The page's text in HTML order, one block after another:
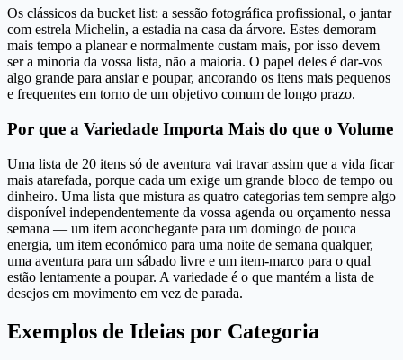
Os clássicos da bucket list: a sessão fotográfica profissional, o jantar
com estrela Michelin, a estadia na casa da árvore. Estes demoram
mais tempo a planear e normalmente custam mais, por isso devem
ser a minoria da vossa lista, não a maioria. O papel deles é dar-vos
algo grande para ansiar e poupar, ancorando os itens mais pequenos
e frequentes em torno de um objetivo comum de longo prazo.
Por que a Variedade Importa Mais do que o Volume
Uma lista de 20 itens só de aventura vai travar assim que a vida ficar
mais atarefada, porque cada um exige um grande bloco de tempo ou
dinheiro. Uma lista que mistura as quatro categorias tem sempre algo
disponível independentemente da vossa agenda ou orçamento nessa
semana — um item aconchegante para um domingo de pouca
energia, um item económico para uma noite de semana qualquer,
uma aventura para um sábado livre e um item-marco para o qual
estão lentamente a poupar. A variedade é o que mantém a lista de
desejos em movimento em vez de parada.
Exemplos de Ideias por Categoria